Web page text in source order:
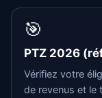
🎯
PTZ 2026
Vérifiez votre
de revenus et le